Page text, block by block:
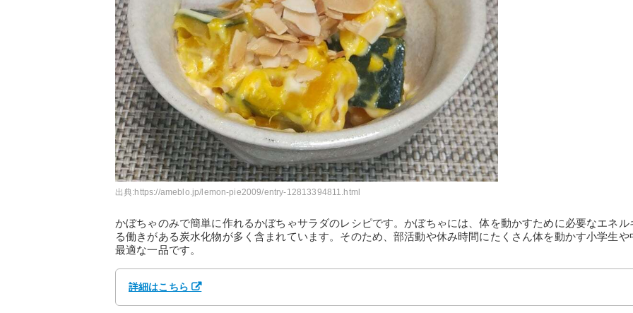
出典:https://ameblo.jp/lemon-pie2009/entry-12813394811.html
かぼちゃのみで簡単に作れるかぼちゃサラダのレシピです。かぼちゃには、体を動かすために必要なエネル
る働きがある炭水化物が多く含まれています。そのため、部活動や休み時間にたくさん体を動かす小学生や
最適な一品です。
詳細はこちら